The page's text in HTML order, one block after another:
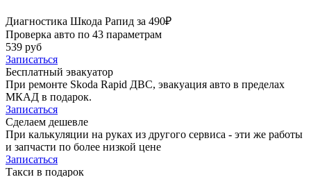
Диагностика Шкода Рапид за 490₽
Проверка авто по 43 параметрам
539 руб
Записаться
Бесплатный эвакуатор
При ремонте Skoda Rapid ДВС, эвакуация авто в пределах
МКАД в подарок.
Записаться
Сделаем дешевле
При калькуляции на руках из другого сервиса - эти же работы
и запчасти по более низкой цене
Записаться
Такси в подарок